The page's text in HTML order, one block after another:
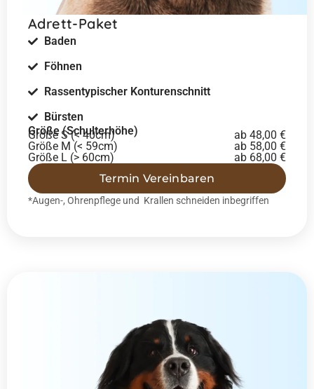
Adrett-Paket
Baden
Föhnen
Rassentypischer Konturenschnitt
Bürsten
Größe (Schulterhöhe)
Größe S (< 40cm)
ab 48,00 €
Größe M (< 59cm)
ab 58,00 €
Größe L (> 60cm)
ab 68,00 €
Termin Vereinbaren
*Augen-, Ohrenpflege und Krallen schneiden inbegriffen